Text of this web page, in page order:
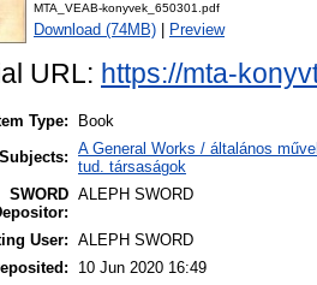
MTA_VEAB-konyvek_650301.pdf
Download (74MB) Preview
URL: https://mta-
Type:
Book
Subjects: A General Works / általános
tud. társaságok
SWORD ALEPH SWORD
User: ALEPH SWORD
10 Jun 2020 16:49